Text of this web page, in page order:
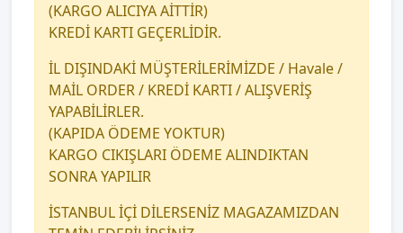
(KARGO ALICIYA AİTTİR)
KREDİ KARTI GEÇERLİDİR.
İL DIŞINDAKİ MÜŞTERİLERİMİZDE / Havale /
MAİL ORDER / KREDİ KARTI / ALIŞVERİŞ
YAPABİLİRLER.
(KAPIDA ÖDEME YOKTUR)
KARGO CIKIŞLARI ÖDEME ALINDIKTAN
SONRA YAPILIR
İSTANBUL İÇİ DİLERSENİZ MAGAZAMIZDAN